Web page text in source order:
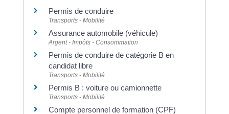
Permis de conduire
Transports - Mobilité
Assurance automobile (véhicule)
Argent - Impôts - Consommation
Permis de conduire de catégorie B en
candidat libre
Transports - Mobilité
Permis B : voiture ou camionnette
Transports - Mobilité
Compte personnel de formation (CPF)